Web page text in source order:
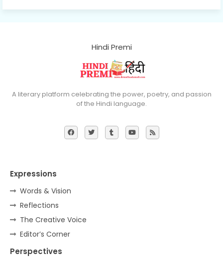
Hindi Premi
A literary platform celebrating the power, poetry, and passion
of the Hindi language.
Expressions
Words & Vision
Reflections
The Creative Voice
Editor’s Corner
Perspectives